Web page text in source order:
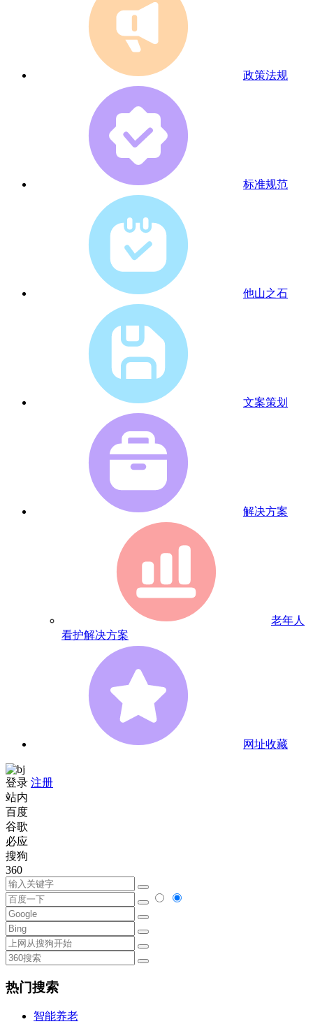
政策法规
标准规范
他山之石
文案策划
解决方案
老年人
看护解决方案
网址收藏
登录 注册
站内
百度
谷歌
必应
搜狗
360
热门搜索
智能养老